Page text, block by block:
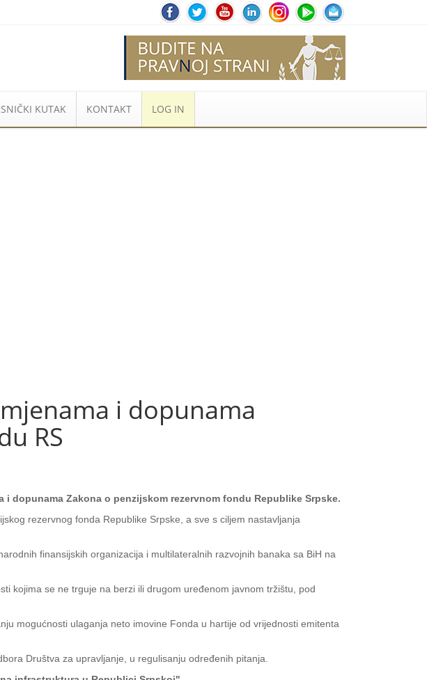
KUTAK KONTAKT LOG IN
i dopunama
RS
dopunama Zakona o penzijskom rezervnom fondu Republike Srpske.
rezervnog fonda Republike Srpske, a sve s ciljem nastavljanja
finansijskih organizacija i multilateralnih razvojnih banaka sa BiH na
kojima se ne trguje na berzi ili drugom uređenom javnom tržištu, pod
mogućnosti ulaganja neto imovine Fonda u hartije od vrijednosti emitenta
Društva za upravljanje, u regulisanju određenih pitanja.